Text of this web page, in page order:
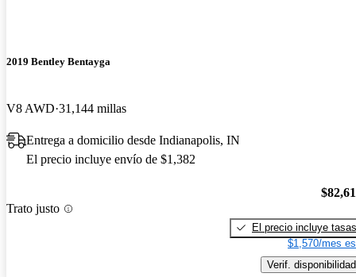
2019 Bentley Bentayga
V8 AWD 31,144 millas
Entrega a domicilio desde Indianapolis, IN
El precio incluye envío de $1,382
Trato justo
El precio incluye tasas
$1,570/mes
Verif. disponibilidad